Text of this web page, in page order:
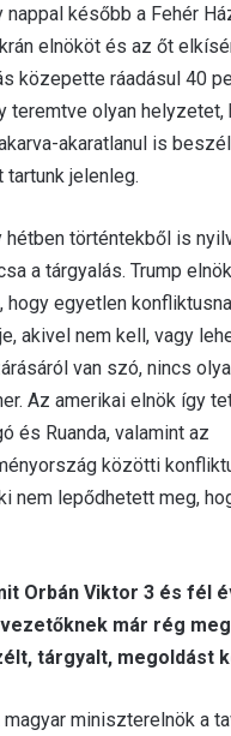
nappal később a Fehér
elnököt és az őt
közepette ráadásul 40
teremtve olyan helyzetet,
akaratlanul is
jelenleg.
hétben történtekből is
a tárgyalás. Trump
hogy egyetlen
akivel nem kell, vagy
van szó, nincs
Az amerikai elnök így
és Ruanda, valamint az
közötti
nem lepődhetett meg,
Orbán Viktor 3 és fél
már rég
tárgyalt, megoldást
magyar miniszterelnök a